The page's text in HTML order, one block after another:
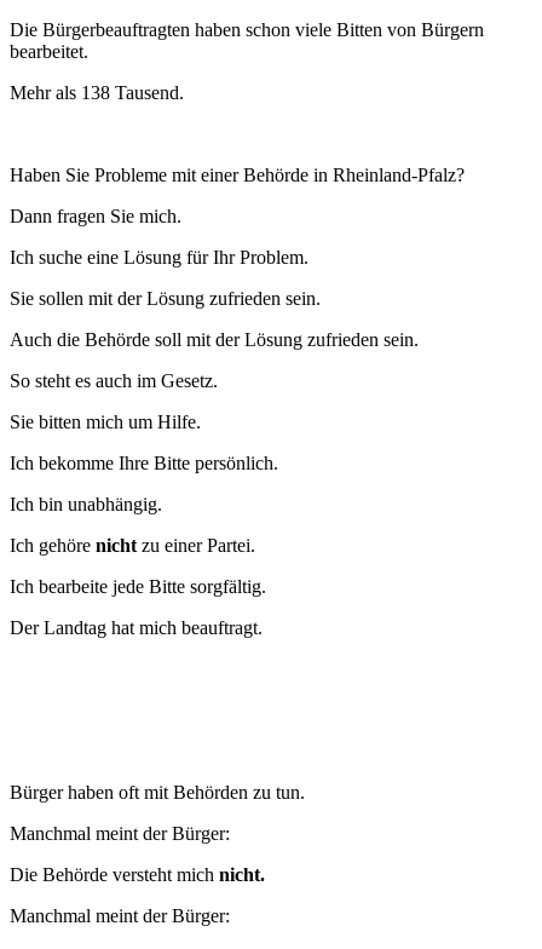
Die Bürgerbeauftragten haben schon viele Bitten von Bürgern
bearbeitet.
Mehr als 138 Tausend.
Haben Sie Probleme mit einer Behörde in Rheinland-Pfalz?
Dann fragen Sie mich.
Ich suche eine Lösung für Ihr Problem.
Sie sollen mit der Lösung zufrieden sein.
Auch die Behörde soll mit der Lösung zufrieden sein.
So steht es auch im Gesetz.
Sie bitten mich um Hilfe.
Ich bekomme Ihre Bitte persönlich.
Ich bin unabhängig.
Ich gehöre nicht zu einer Partei.
Ich bearbeite jede Bitte sorgfältig.
Der Landtag hat mich beauftragt.
Bürger haben oft mit Behörden zu tun.
Manchmal meint der Bürger:
Die Behörde versteht mich nicht.
Manchmal meint der Bürger: